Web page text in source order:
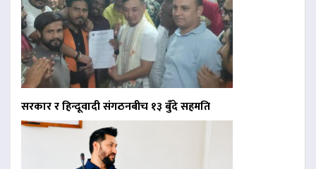
सरकार र हिन्दूवादी संगठनबीच १३ बुँदे सहमति